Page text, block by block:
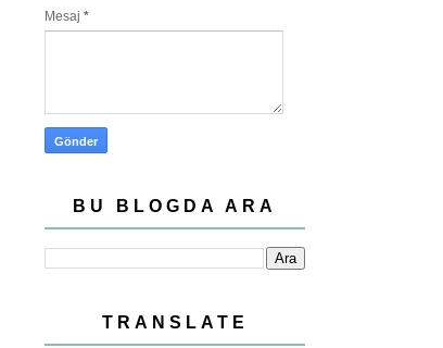
Mesaj *
BU BLOGDA ARA
TRANSLATE